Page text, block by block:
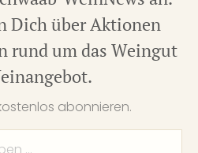
Dich über Aktionen
rund um das Weingut
abonnieren.